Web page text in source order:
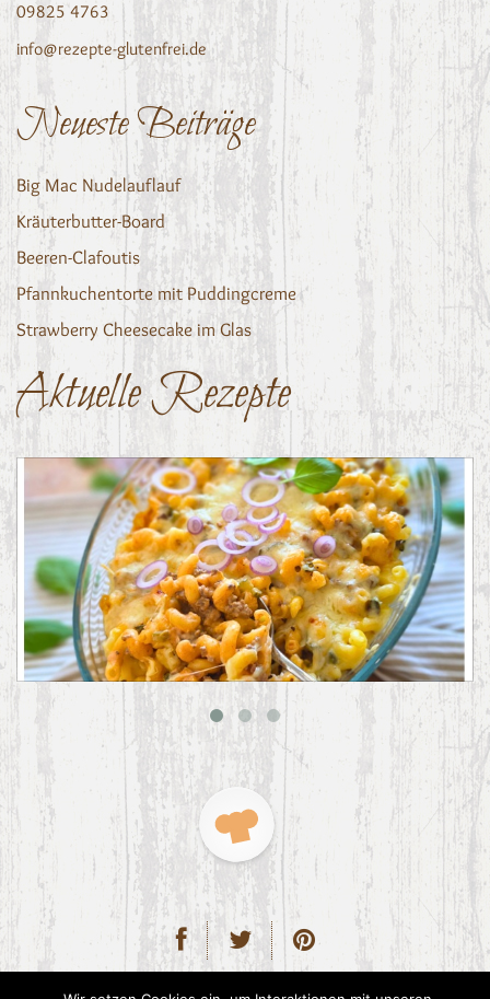
09825 4763
info@rezepte-glutenfrei.de
Neueste Beiträge
Big Mac Nudelauflauf
Kräuterbutter-Board
Beeren-Clafoutis
Pfannkuchentorte mit Puddingcreme
Strawberry Cheesecake im Glas
Aktuelle Rezepte
Big Mac Nudelauflauf